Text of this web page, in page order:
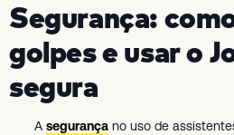
Segurança:
golpes e usar o
segura
A segurança no uso de